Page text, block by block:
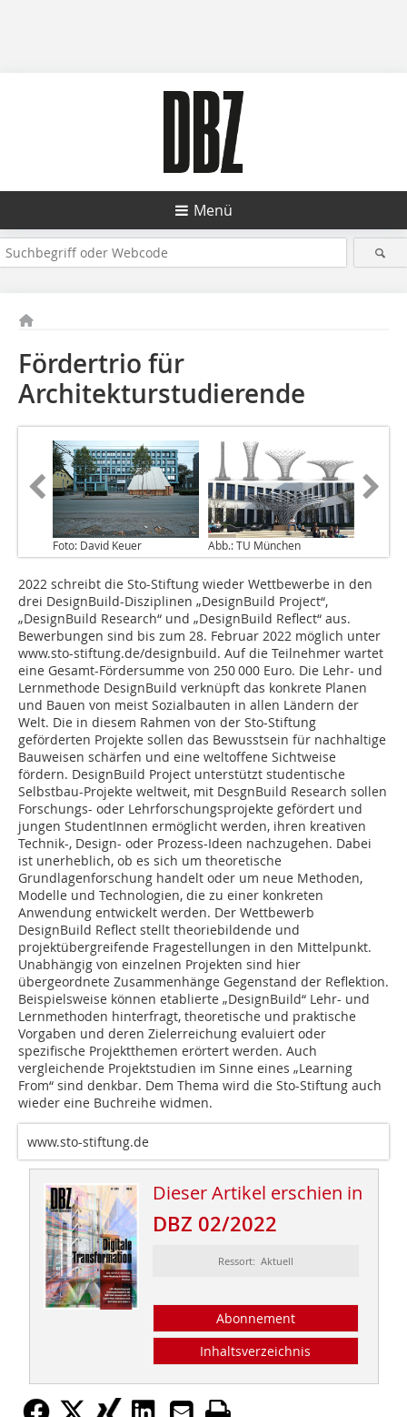
Menü
Fördertrio für
Architekturstudierende
Foto: David Keuer Abb.: TU München
2022 schreibt die Sto-Stiftung wieder Wett­bewerbe in den
drei DesignBuild-Disziplinen „Design­Build Project“,
„DesignBuild Research“ und „DesignBuild Reflect“ aus.
Bewerbungen sind bis zum 28. Februar 2022 möglich unter
www.sto-stiftung.de/designbuild. Auf die Teilnehmer wartet
eine Gesamt-Fördersumme von 250 000 Euro. Die Lehr- und
Lernmethode DesignBuild verknüpft das konkrete Planen
und Bauen von meist Sozialbauten in allen Ländern der
Welt. Die in diesem Rahmen von der Sto-Stiftung
geförderten Projekte sollen das Bewusstsein für nachhaltige
Bauweisen schärfen und eine weltoffene Sichtweise
fördern. DesignBuild Project unterstützt studentische
Selbstbau-Projekte weltweit, mit DesgnBuild Research sollen
Forschungs- oder Lehrforschungsprojekte gefördert und
jungen StudentInnen ermöglicht werden, ihren kreativen
Technik-, Design- oder Prozess-Ideen nachzugehen. Dabei
ist unerheblich, ob es sich um theoretische
Grundlagenforschung handelt oder um neue Methoden,
Modelle und Technologien, die zu einer konkreten
Anwendung entwickelt werden. Der Wettbewerb
DesignBuild Reflect stellt theoriebildende und
projektübergreifende Fragestellungen in den Mittelpunkt.
Unabhängig von einzelnen Projekten sind hier
übergeordnete Zusammenhänge Gegenstand der Reflektion.
Beispielsweise können etablierte „DesignBuild“ Lehr- und
Lernmethoden hinterfragt, theoretische und praktische
Vorgaben und deren Zielerreichung evaluiert oder
spezifische Projektthemen erörtert werden. Auch
vergleichende Projektstudien im Sinne eines „Learning
From“ sind denkbar. Dem Thema wird die Sto-Stiftung auch
wieder eine Buchreihe widmen.
www.sto-stiftung.de
Dieser Artikel erschien in
DBZ 02/2022
Ressort: Aktuell
Abonnement
Inhaltsverzeichnis